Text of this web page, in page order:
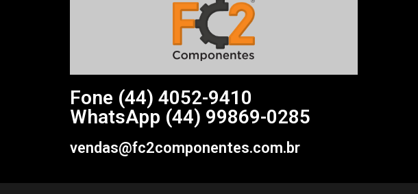
Fone (44) 4052-9410
WhatsApp (44) 99869-0285
vendas@fc2componentes.com.br